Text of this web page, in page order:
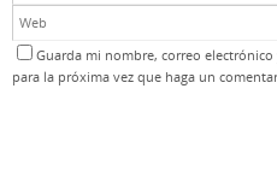
Guarda mi nombre, correo
para la próxima vez que haga un